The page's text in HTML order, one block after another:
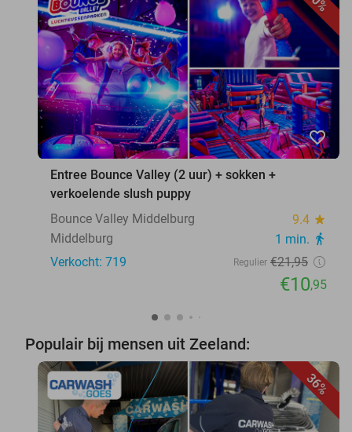
favorite_border
Entree Bounce Valley (2 uur) + sokken +
verkoelende slush puppy
Bounce Valley Middelburg
9.4 star
Middelburg 1 min. directions_walk
Verkocht: 719 Regulier €21,95
€10,95
Populair bij mensen uit Zeeland:
36%